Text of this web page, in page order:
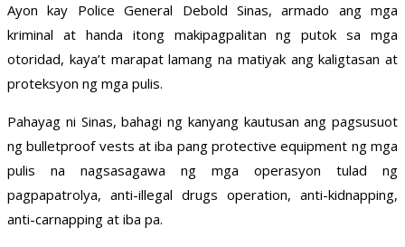
Ayon kay Police General Debold Sinas, armado ang mga
kriminal at handa itong makipagpalitan ng putok sa mga
otoridad, kaya’t marapat lamang na matiyak ang kaligtasan at
proteksyon ng mga pulis.
Pahayag ni Sinas, bahagi ng kanyang kautusan ang pagsusuot
ng bulletproof vests at iba pang protective equipment ng mga
pulis na nagsasagawa ng mga operasyon tulad ng
pagpapatrolya, anti-illegal drugs operation, anti-kidnapping,
anti-carnapping at iba pa.